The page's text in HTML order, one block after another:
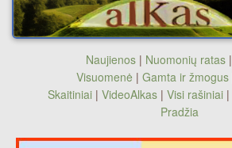
Naujienos| Nuomonių ratas|
Visuomenė | Gamta ir žmogus
Skaitiniai | VideoAlkas | Visi rašiniai |
Pradžia